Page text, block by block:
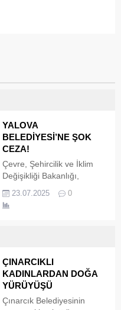
YALOVA
BELEDİYESİ’NE ŞOK
CEZA!
Çevre, Şehircilik ve İklim
Değişikliği Bakanlığı,
denize kentsel atık su
deşarj ettiği belirlenen
uyguladı.
23.07.2025 0
ÇINARCIKLI
KADINLARDAN DOĞA
YÜRÜYÜŞÜ
Çınarcık Belediyesinin